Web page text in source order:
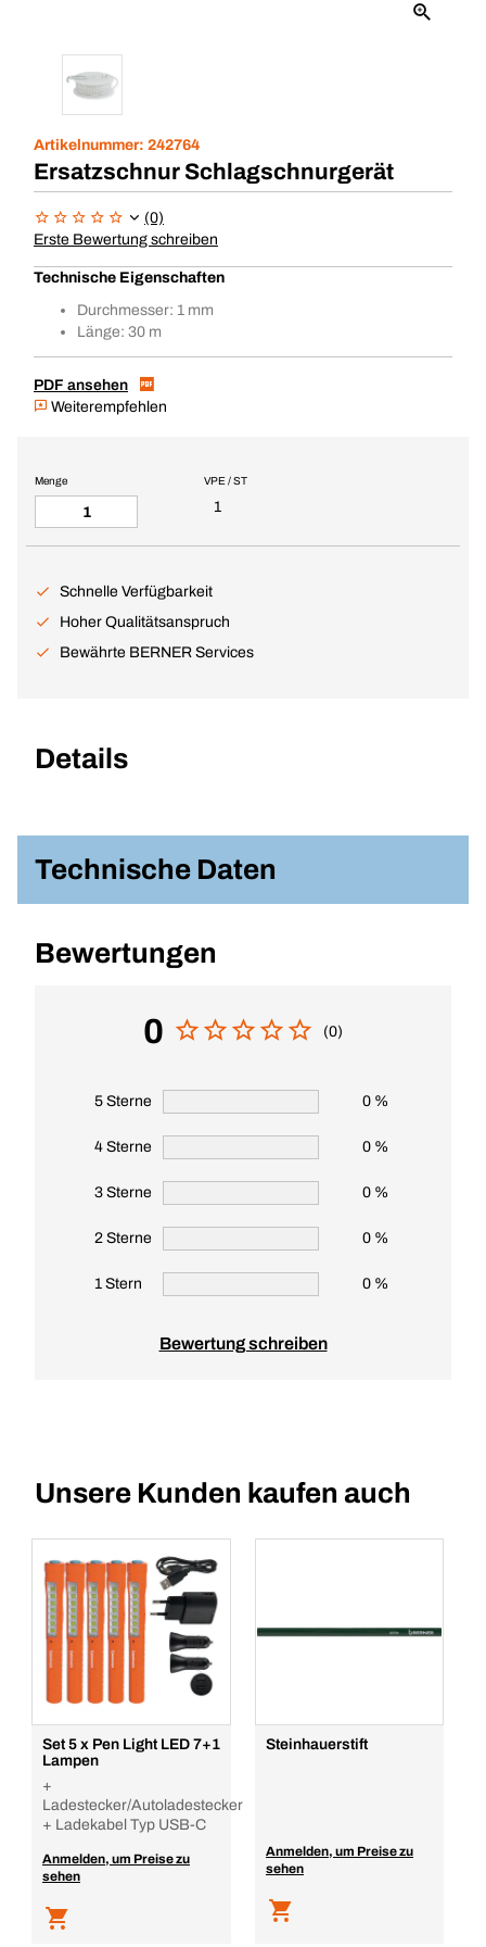
Artikelnummer: 242764
Ersatzschnur Schlagschnurgerät
(0)
Erste Bewertung schreiben
Technische Eigenschaften
Durchmesser: 1 mm
Länge: 30 m
PDF ansehen
Weiterempfehlen
VPE / ST
1
Menge
Schnelle Verfügbarkeit
Hoher Qualitätsanspruch
Bewährte BERNER Services
Details
Technische Daten
Bewertungen
0 (0)
5 Sterne 0 %
4 Sterne 0 %
3 Sterne 0 %
2 Sterne 0 %
1 Stern 0 %
Bewertung schreiben
Unsere Kunden kaufen auch
Set 5 x Pen Light LED 7+1
Lampen
+
Ladestecker/Autoladestecker
+ Ladekabel Typ USB-C
Anmelden, um Preise zu
sehen
Steinhauerstift
Anmelden, um Preise zu
sehen